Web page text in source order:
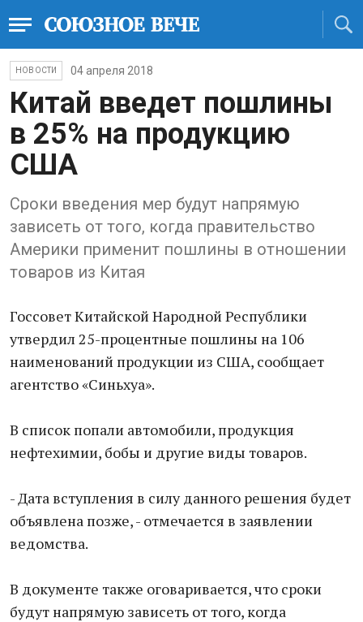
НОВОСТИ 04 апреля 2018
Китай введет пошлины
в 25% на продукцию
США
Сроки введения мер будут напрямую
зависеть от того, когда правительство
Америки применит пошлины в отношении
товаров из Китая
Госсовет Китайской Народной Республики
утвердил 25-процентные пошлины на 106
наименований продукции из США, сообщает
агентство «Синьхуа».
В список попали автомобили, продукция
нефтехимии, бобы и другие виды товаров.
- Дата вступления в силу данного решения будет
объявлена позже, - отмечается в заявлении
ведомства.
В документе также оговаривается, что сроки
будут напрямую зависеть от того, когда